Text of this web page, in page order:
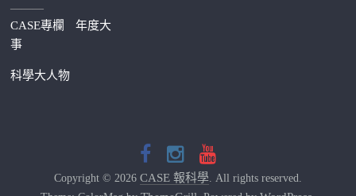
———
CASE專欄
年度大
事
科學大人物
Copyright © 2026 CASE 報科學. All rights reserved.